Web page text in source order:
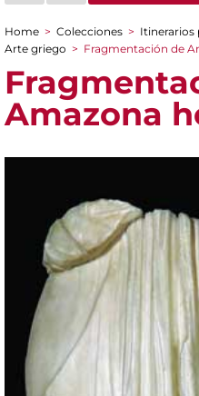
You are here
Home > Colecciones > Itinerarios
Arte griego > Fragmentación de
Amazona